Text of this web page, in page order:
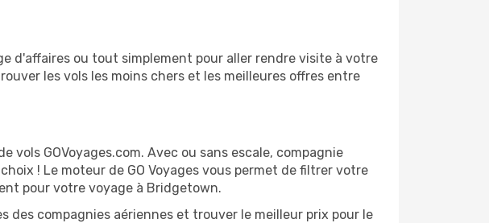
d'affaires ou tout simplement pour aller rendre visite à votre
les vols les moins chers et les meilleures offres entre
GOVoyages.com. Avec ou sans escale, compagnie
! Le moteur de GO Voyages vous permet de filtrer votre
pour votre voyage à Bridgetown.
des compagnies aériennes et trouver le meilleur prix pour le